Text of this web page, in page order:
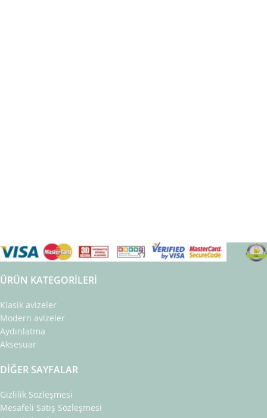
ÜRÜN KATEGORILERI
Klasik avizeler
Modern avizeler
Aydınlatma
Aksesuar
DIĞER SAYFALAR
Gizlilik Sözleşmesi
Mesafeli Satış Sözleşmesi